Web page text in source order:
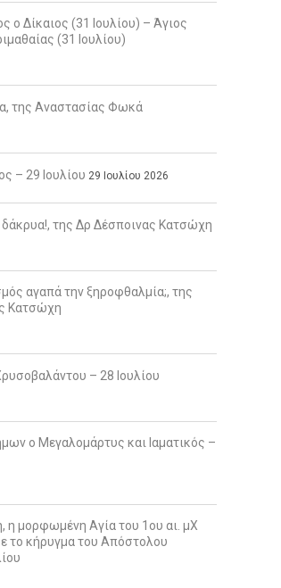
ο Δίκαιος (31 Ιουλίου) – Άγιος
(31 Ιουλίου)
της Αναστασίας Φωκά
– 29 Ιουλίου 29 Ιουλίου 2026
της Δρ Δέσποινας Κατσώχη
αγαπά την ξηροφθαλμία;, της
Κατσώχη
– 28 Ιουλίου
ο Μεγαλομάρτυς και Ιαματικός –
η μορφωμένη Αγία του 1ου αι. μΧ
το κήρυγμα του Απόστολου